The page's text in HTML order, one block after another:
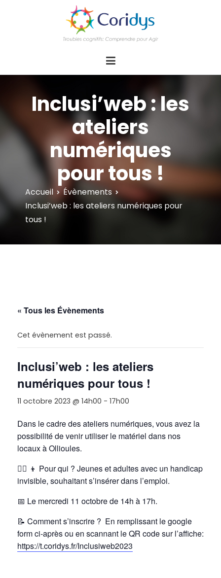
d'actions Information Accompagnement
Innovation/E­xpertise Formations autour des
Inclusi’web : les
ateliers
numériques
pour tous !
Accueil
Évènements
Inclusi’web : les ateliers numériques pour
tous !
« Tous les Évènements
Cet évènement est passé.
Inclusi’web : les ateliers
numériques pour tous !
11 octobre 2023 @ 14h00 - 17h00
Dans le cadre des ateliers numériques, vous avez la
possibilité de venir utiliser le matériel dans nos
locaux à Ollioules.
👱‍♀️ 👦 Pour qui ? Jeunes et adultes avec un handicap
invisible, souhaitant s’insérer dans l’emploi.
📅 Le mercredi 11 octobre de 14h à 17h.
📝 Comment s’inscrire ? En remplissant le google
form ci-après ou en scannant le QR code sur l’affiche:
https://t.coridys.fr/Inclusiweb2023